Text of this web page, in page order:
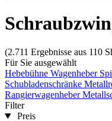
(2.711 Ergebnisse aus 110
Für Sie ausgewählt
Hebebühne Wagenheber
Schubladenschränke
Rangierwagenheber
Filter
Preis